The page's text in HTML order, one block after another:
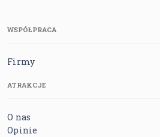
WSPÓŁPRACA
Firmy
ATRAKCJE
O nas
Opinie